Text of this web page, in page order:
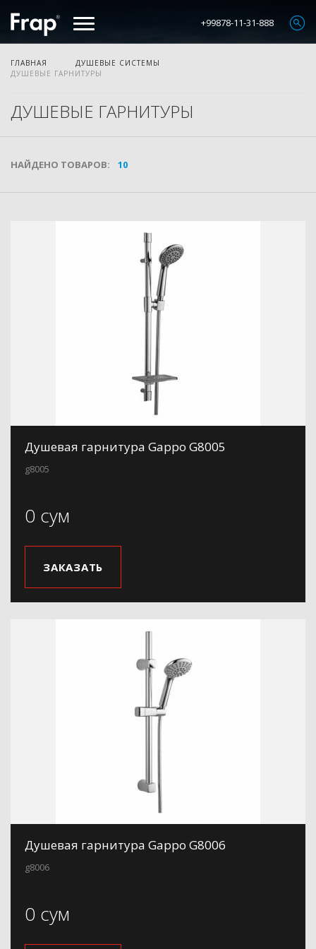
+99878-11-31-888
ГЛАВНАЯ
ДУШЕВЫЕ СИСТЕМЫ
ДУШЕВЫЕ ГАРНИТУРЫ
ДУШЕВЫЕ ГАРНИТУРЫ
НАЙДЕНО ТОВАРОВ: 10
Душевая гарнитура Gappo G8005
g8005
0 сум
ЗАКАЗАТЬ
Душевая гарнитура Gappo G8006
g8006
0 сум